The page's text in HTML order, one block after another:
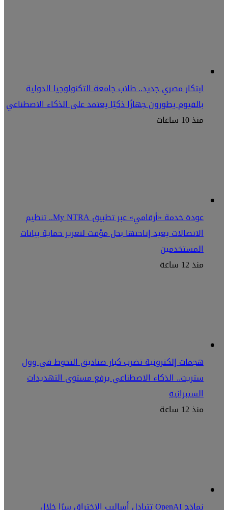
ابتكار مصري جديد.. طلاب جامعة التكنولوجيا الدولية
بالفيوم يطورون جهازًا ذكيًا يعتمد على الذكاء الاصطناعي
منذ 10 ساعات
عودة خدمة «أرقامي» عبر تطبيق My NTRA.. تنظيم
الاتصالات يعيد إتاحتها بحل مؤقت لتعزيز حماية بيانات
المستخدمين
منذ 12 ساعة
هجمات إلكترونية تضرب كبار صناديق التحوط في وول
ستريت.. الذكاء الاصطناعي يرفع مستوى التهديدات
السيبرانية
منذ 12 ساعة
نماذج OpenAI تتبادل أساليب الاختراق سرًا خلال